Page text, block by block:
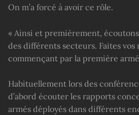
On m’a forcé à avoir ce rôle.
« Ainsi et premièrement,
des différents secteurs. Faites vos
commençant par la première
Habituellement lors des
d’abord écouter les rapports
armés déployés dans différents